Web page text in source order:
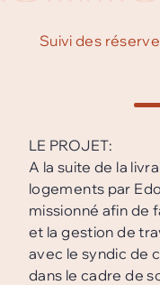
Suivi des
LE PROJET:
A la suite de la
logements par
missionné afin de
et la gestion de
avec le syndic de
dans le cadre de